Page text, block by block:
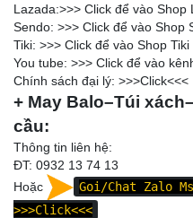
Lazada:>>> Click để vào Shop
Sendo: >>> Click để vào Shop
Tiki: >>> Click để vào Shop Tiki
You tube: >>> Click để vào
Chính sách đại lý: >>>Click<<<
+ May Balo–Túi
cầu:
Thông tin liên hệ:
ĐT: 0932 13 74 13
Hoặc
Goi/Chat Zalo
>>>Click<<<